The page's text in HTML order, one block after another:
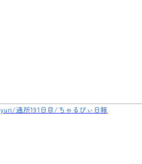
yuri/通所191日目/ちゃるびぃ日報